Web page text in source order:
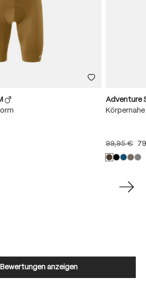
Adventure
99,95 €
anzeigen